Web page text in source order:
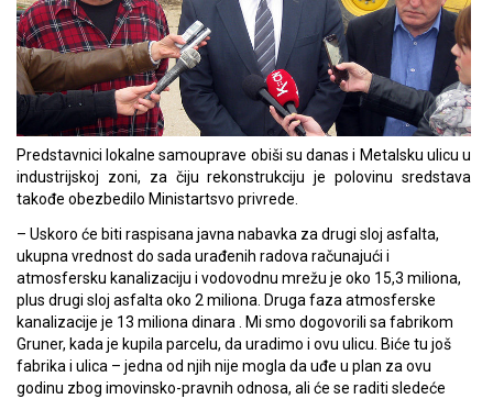
Predstavnici lokalne samouprave obiši su danas i Metalsku ulicu u
industrijskoj zoni, za čiju rekonstrukciju je polovinu sredstava
takođe obezbedilo Ministartsvo privrede.
– Uskoro će biti raspisana javna nabavka za drugi sloj asfalta,
ukupna vrednost do sada urađenih radova računajući i
atmosfersku kanalizaciju i vodovodnu mrežu je oko 15,3 miliona,
plus drugi sloj asfalta oko 2 miliona. Druga faza atmosferske
kanalizacije je 13 miliona dinara . Mi smo dogovorili sa fabrikom
Gruner, kada je kupila parcelu, da uradimo i ovu ulicu. Biće tu još
fabrika i ulica – jedna od njih nije mogla da uđe u plan za ovu
godinu zbog imovinsko-pravnih odnosa, ali će se raditi sledeće